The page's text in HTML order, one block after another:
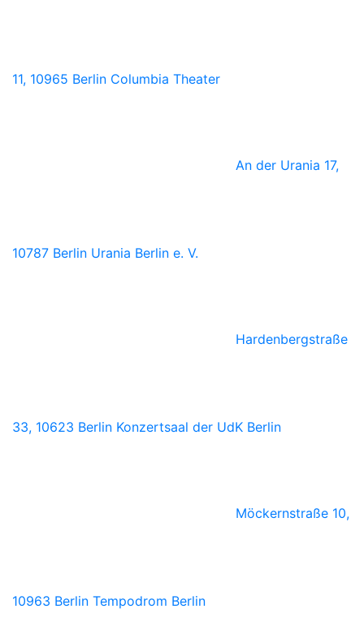
11, 10965 Berlin Columbia Theater
An der Urania 17,
10787 Berlin Urania Berlin e. V.
Hardenbergstraße
33, 10623 Berlin Konzertsaal der UdK Berlin
Möckernstraße 10,
10963 Berlin Tempodrom Berlin